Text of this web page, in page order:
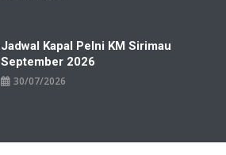
Jadwal Kapal Pelni KM Sirimau
September 2026
30/07/2026